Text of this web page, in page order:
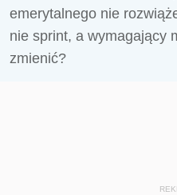
emerytalnego nie
nie sprint, a wymagający
zmienić?